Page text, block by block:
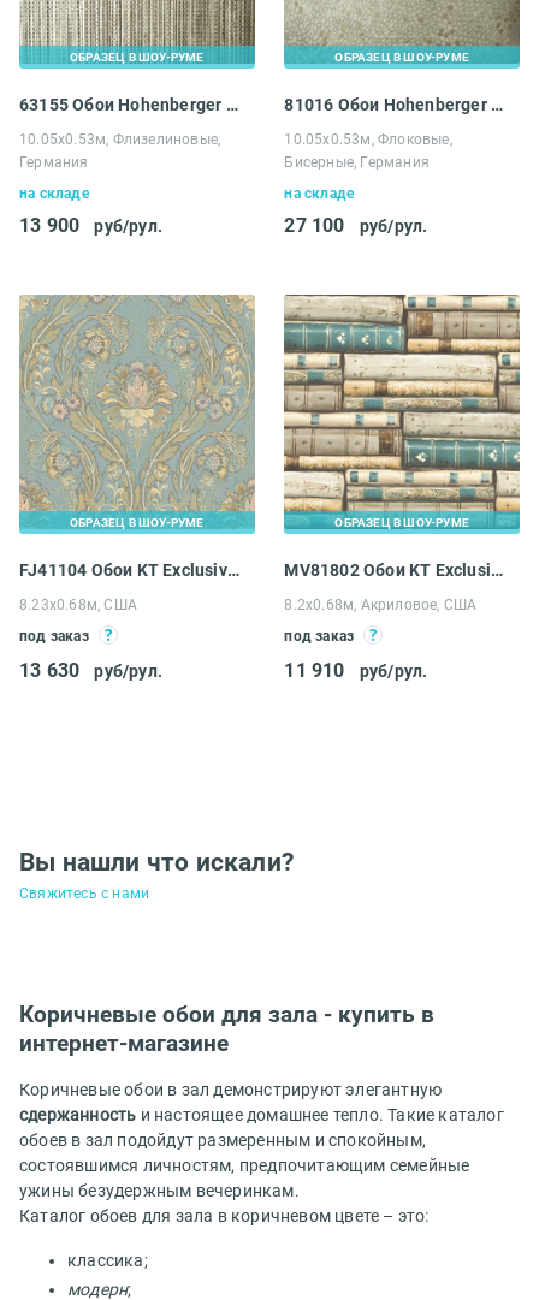
ОБРАЗЕЦ В ШОУ-РУМЕ
63155 Обои Hohenberger Peace
10.05х0.53м, Флизелиновые,
Германия
на складе
13 900 руб/рул.
ОБРАЗЕЦ В ШОУ-РУМЕ
81016 Обои Hohenberger Peace
10.05х0.53м, Флоковые,
Бисерные, Германия
на складе
27 100 руб/рул.
ОБРАЗЕЦ В ШОУ-РУМЕ
FJ41104 Обои KT Exclusive Sanctuary
8.23х0.68м, США
под заказ
13 630 руб/рул.
ОБРАЗЕЦ В ШОУ-РУМЕ
MV81802 Обои KT Exclusive Vintage Home II
8.2х0.68м, Акриловое, США
под заказ
11 910 руб/рул.
Вы нашли что искали?
Свяжитесь с нами
Коричневые обои для зала - купить в
интернет-магазине
Коричневые обои в зал демонстрируют элегантную
сдержанность и настоящее домашнее тепло. Такие каталог
обоев в зал подойдут размеренным и спокойным,
состоявшимся личностям, предпочитающим семейные
ужины безудержным вечеринкам.
Каталог обоев для зала в коричневом цвете – это:
классика;
модерн;